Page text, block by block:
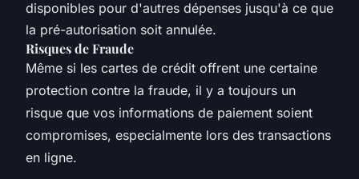
disponibles pour d'autres dépenses jusqu'à ce que
la pré-autorisation soit annulée.
Risques de Fraude
Même si les cartes de crédit offrent une certaine
protection contre la fraude, il y a toujours un
risque que vos informations de paiement soient
compromises, especialmente lors des transactions
en ligne.